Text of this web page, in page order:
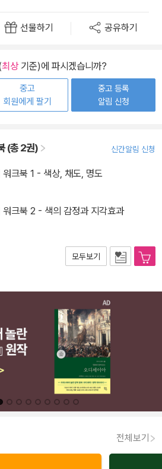
선물하기 공유하기
최상기준)에 파시겠습니까?
중고
회원에게 팔기
중고 등록
알림 신청
(총 2권) 신간알림 신청
크북 1 - 색상, 채도, 명도
크북 2 - 색의 감정과 지각효과
모두보기
전체보기